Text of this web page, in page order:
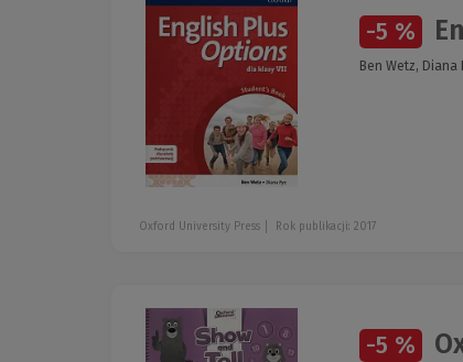
-5 %
Ben Wetz, Diana
Oxford University Press Rok publikacji: 2017
-5 %